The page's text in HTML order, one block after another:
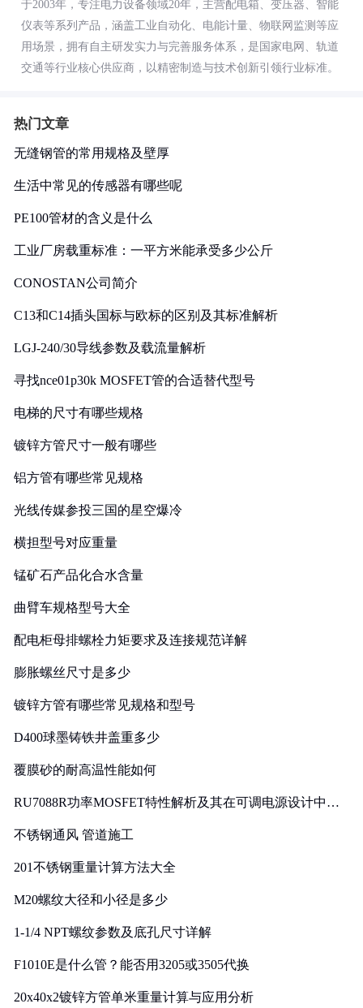
于2003年，专注电力设备领域20年，主营配电箱、变压器、智能
仪表等系列产品，涵盖工业自动化、电能计量、物联网监测等应
用场景，拥有自主研发实力与完善服务体系，是国家电网、轨道
交通等行业核心供应商，以精密制造与技术创新引领行业标准。
热门文章
无缝钢管的常用规格及壁厚
生活中常见的传感器有哪些呢
PE100管材的含义是什么
工业厂房载重标准：一平方米能承受多少公斤
CONOSTAN公司简介
C13和C14插头国标与欧标的区别及其标准解析
LGJ-240/30导线参数及载流量解析
寻找nce01p30k MOSFET管的合适替代型号
电梯的尺寸有哪些规格
镀锌方管尺寸一般有哪些
铝方管有哪些常见规格
光线传媒参投三国的星空爆冷
横担型号对应重量
锰矿石产品化合水含量
曲臂车规格型号大全
配电柜母排螺栓力矩要求及连接规范详解
膨胀螺丝尺寸是多少
镀锌方管有哪些常见规格和型号
D400球墨铸铁井盖重多少
覆膜砂的耐高温性能如何
RU7088R功率MOSFET特性解析及其在可调电源设计中的
不锈钢通风 管道施工
201不锈钢重量计算方法大全
M20螺纹大径和小径是多少
1-1/4 NPT螺纹参数及底孔尺寸详解
F1010E是什么管？能否用3205或3505代换
20x40x2镀锌方管单米重量计算与应用分析